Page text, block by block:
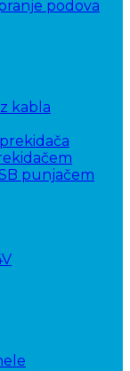
podova
kabla
punjačem